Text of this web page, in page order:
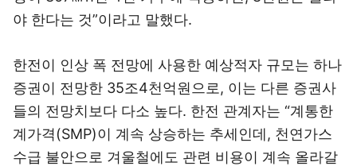
야 한다는 것”이라고 말했다.
한전이 인상 폭 전망에 사용한 예상적자 규모는 하나
증권이 전망한 35조4천억원으로, 이는 다른 증권사
들의 전망치보다 다소 높다. 한전 관계자는 “계통한
계가격(SMP)이 계속 상승하는 추세인데, 천연가스
수급 불안으로 겨울철에도 관련 비용이 계속 올라갈